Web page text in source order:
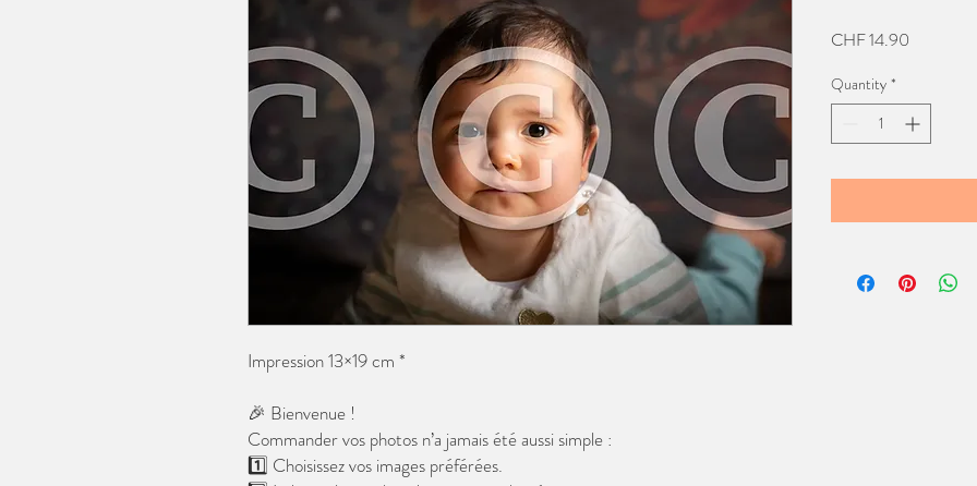
Impression 13×19 cm *
🎉 Bienvenue !
Commander vos photos n’a jamais été aussi simple :
1️⃣ Choisissez vos images préférées.
CHF 14.90
Quantity *